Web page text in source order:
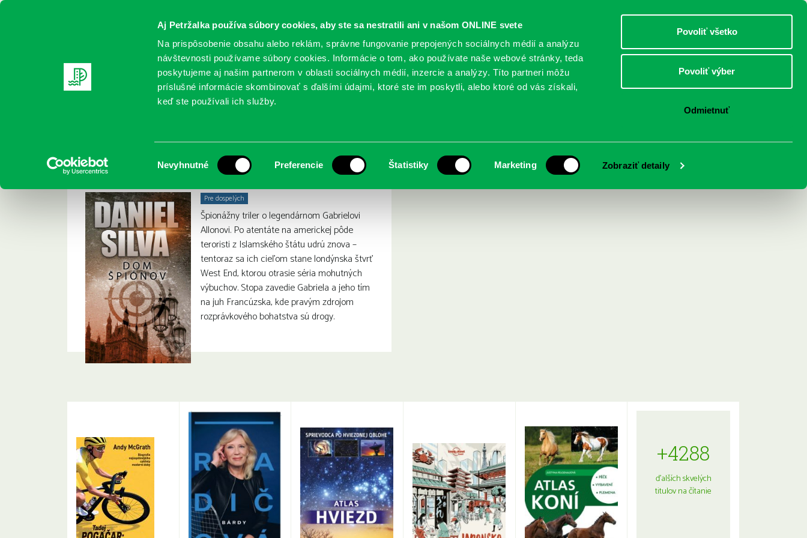
Aj Petržalka používa súbory cookies, aby ste sa nestratili ani v našom ONLINE svete
Na prispôsobenie obsahu alebo reklám, správne fungovanie prepojených sociálnych médií a analýzu
návštevnosti používame súbory cookies. Informácie o tom, ako používate naše webové stránky, teda
poskytujeme aj našim partnerom v oblasti sociálnych médií, inzercie a analýzy. Títo partneri môžu
príslušné informácie skombinovať s ďalšími údajmi, ktoré ste im poskytli, alebo ktoré od vás získali,
keď ste používali ich služby.
súhlasu
Nevyhnutné Preferencie Štatistiky Marketing Zobraziť detaily
Povoliť všetko
Povoliť výber
Odmietnuť
DOSPELÍ
REGISTRUJTE SA ONLINE KATALÓGY SLUŽBY PODUJATIA POBOČKY O KNIŽNICI
Silva, D.: Dom špiónov
Pre dospelých
Špionážny triler o legendárnom Gabrielovi
Allonovi. Po atentáte na americkej pôde
teroristi z Islamského štátu udrú znova –
tentoraz sa ich cieľom stane londýnska štvrť
West End, ktorou otrasie séria mohutných
výbuchov. Stopa zavedie Gabriela a jeho tím
na juh Francúzska, kde pravým zdrojom
rozprávkového bohatstva sú drogy.
+4288
ďalších skvelých
titulov na čítanie